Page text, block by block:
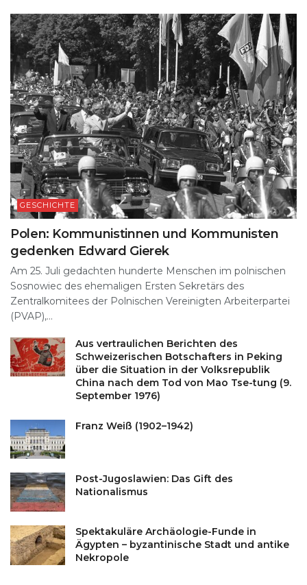
GESCHICHTE
Polen: Kommunistinnen und Kommunisten
gedenken Edward Gierek
Am 25. Juli gedachten hunderte Menschen im polnischen
Sosnowiec des ehemaligen Ersten Sekretärs des
Zentralkomitees der Polnischen Vereinigten Arbeiterpartei
(PVAP),...
Aus vertraulichen Berichten des
Schweizerischen Botschafters in Peking
über die Situation in der Volksrepublik
China nach dem Tod von Mao Tse-tung (9.
September 1976)
Franz Weiß (1902–1942)
Post-Jugoslawien: Das Gift des
Nationalismus
Spektakuläre Archäologie-Funde in
Ägypten – byzantinische Stadt und antike
Nekropole